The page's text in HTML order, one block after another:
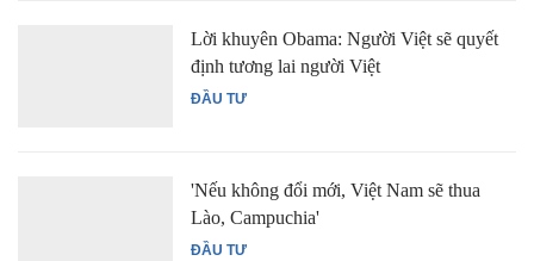
ĐẦU TƯ
Lời khuyên Obama: Người Việt sẽ quyết
định tương lai người Việt
ĐẦU TƯ
'Nếu không đổi mới, Việt Nam sẽ thua
Lào, Campuchia'